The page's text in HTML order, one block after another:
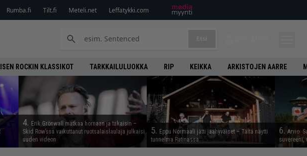
Rumba.fi Tilt.fi Meteli.net Leffatykki.com
ROCKIN KLASSIKOT TARKKAILULUOKKA RIP KEIKKA ARKISTOJEN AARRE
4. Erik Grönwall matkaa hornaan ja takaisin –
Skid Row’ssa vaikuttanut ruotsalaislaulaja julkaisi
uuden videon
5. Eppu Normaali jätti jäähyväiset – Tältä näytti
tunnelma Ratinassa
6. Arvio:
suvereeni,